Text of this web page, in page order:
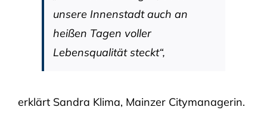
unsere Innenstadt auch an
heißen Tagen voller
Lebensqualität steckt“,
erklärt Sandra Klima, Mainzer Citymanagerin.